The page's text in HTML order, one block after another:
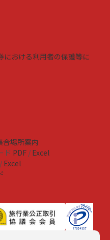
における利用者の保護等に
合場所案内
ド PDF / Excel
/ Excel